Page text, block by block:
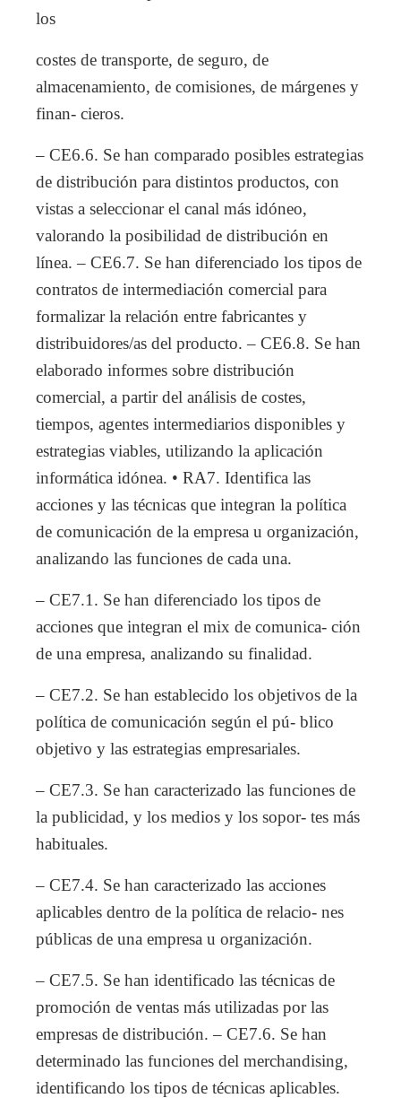
los
costes de transporte, de seguro, de
almacenamiento, de comisiones, de márgenes y
finan- cieros.
– CE6.6. Se han comparado posibles estrategias
de distribución para distintos productos, con
vistas a seleccionar el canal más idóneo,
valorando la posibilidad de distribución en
línea. – CE6.7. Se han diferenciado los tipos de
contratos de intermediación comercial para
formalizar la relación entre fabricantes y
distribuidores/as del producto. – CE6.8. Se han
elaborado informes sobre distribución
comercial, a partir del análisis de costes,
tiempos, agentes intermediarios disponibles y
estrategias viables, utilizando la aplicación
informática idónea. • RA7. Identifica las
acciones y las técnicas que integran la política
de comunicación de la empresa u organización,
analizando las funciones de cada una.
– CE7.1. Se han diferenciado los tipos de
acciones que integran el mix de comunica- ción
de una empresa, analizando su finalidad.
– CE7.2. Se han establecido los objetivos de la
política de comunicación según el pú- blico
objetivo y las estrategias empresariales.
– CE7.3. Se han caracterizado las funciones de
la publicidad, y los medios y los sopor- tes más
habituales.
– CE7.4. Se han caracterizado las acciones
aplicables dentro de la política de relacio- nes
públicas de una empresa u organización.
– CE7.5. Se han identificado las técnicas de
promoción de ventas más utilizadas por las
empresas de distribución. – CE7.6. Se han
determinado las funciones del merchandising,
identificando los tipos de técnicas aplicables.